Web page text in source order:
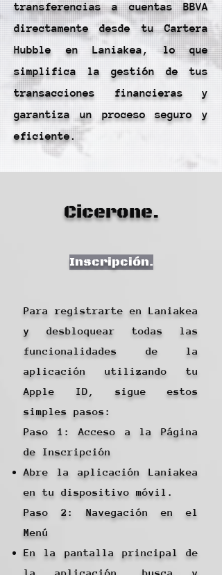
transferencias a cuentas BBVA
directamente desde tu Cartera
Hubble en Laniakea, lo que
simplifica la gestión de tus
transacciones financieras y
garantiza un proceso seguro y
eficiente.
Cicerone.
Inscripción.
Para registrarte en Laniakea
y desbloquear todas las
funcionalidades de la
aplicación utilizando tu
Apple ID, sigue estos
simples pasos:
Paso 1: Acceso a la Página
de Inscripción
Abre la aplicación Laniakea
en tu dispositivo móvil.
Paso 2: Navegación en el
Menú
En la pantalla principal de
la aplicación, busca y